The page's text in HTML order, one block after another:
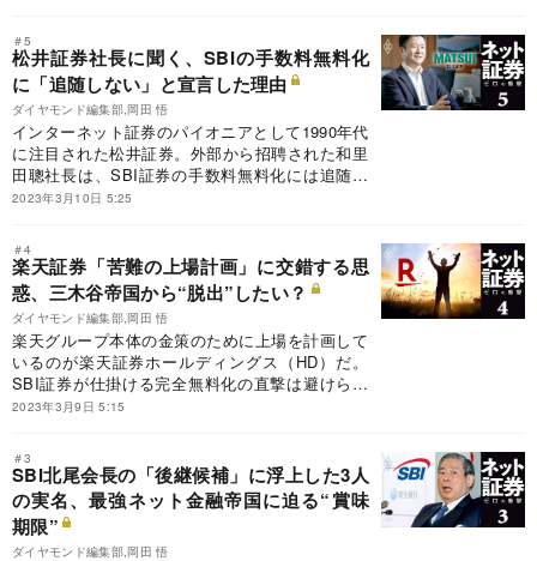
＃5
松井証券社長に聞く、SBIの手数料無料化
に「追随しない」と宣言した理由
ダイヤモンド編集部,岡田 悟
インターネット証券のパイオニアとして1990年代
に注目された松井証券。外部から招聘された和里
田聰社長は、SBI証券の手数料無料化には追随し
ないと宣言。外国為替証拠金取引（FX）の強化な
2023年3月10日 5:25
＃4
楽天証券「苦難の上場計画」に交錯する思
惑、三木谷帝国から“脱出”したい？
ダイヤモンド編集部,岡田 悟
楽天グループ本体の金策のために上場を計画して
いるのが楽天証券ホールディングス（HD）だ。
SBI証券が仕掛ける完全無料化の直撃は避けられ
ず、「苦難の上場」となりそうだ。もっとも楽天
フィナンシャルグループを含む各者の思惑が入り
乱れる。
2023年3月9日 5:15
＃3
SBI北尾会長の「後継候補」に浮上した3人
の実名、最強ネット金融帝国に迫る“賞味
期限”
ダイヤモンド編集部,岡田 悟